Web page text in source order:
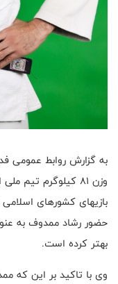
به گزارش روابط عمومی
وزن 81 کیلوگرم
بازیهای کشورهای
حضور رشاد ممدوف به
بهتر کرده است.
وی با تاکید بر این که